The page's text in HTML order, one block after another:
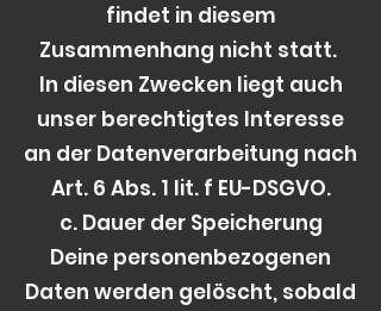
findet in diesem
Zusammenhang nicht statt.
In diesen Zwecken liegt auch
unser berechtigtes Interesse
an der Datenverarbeitung nach
Art. 6 Abs. 1 lit. f EU-DSGVO.
c. Dauer der Speicherung
Deine personenbezogenen
Daten werden gelöscht, sobald